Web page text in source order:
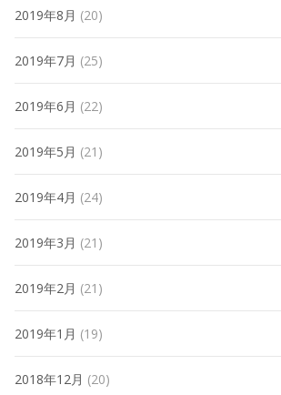
2019年8月 (20)
2019年7月 (25)
2019年6月 (22)
2019年5月 (21)
2019年4月 (24)
2019年3月 (21)
2019年2月 (21)
2019年1月 (19)
2018年12月 (20)